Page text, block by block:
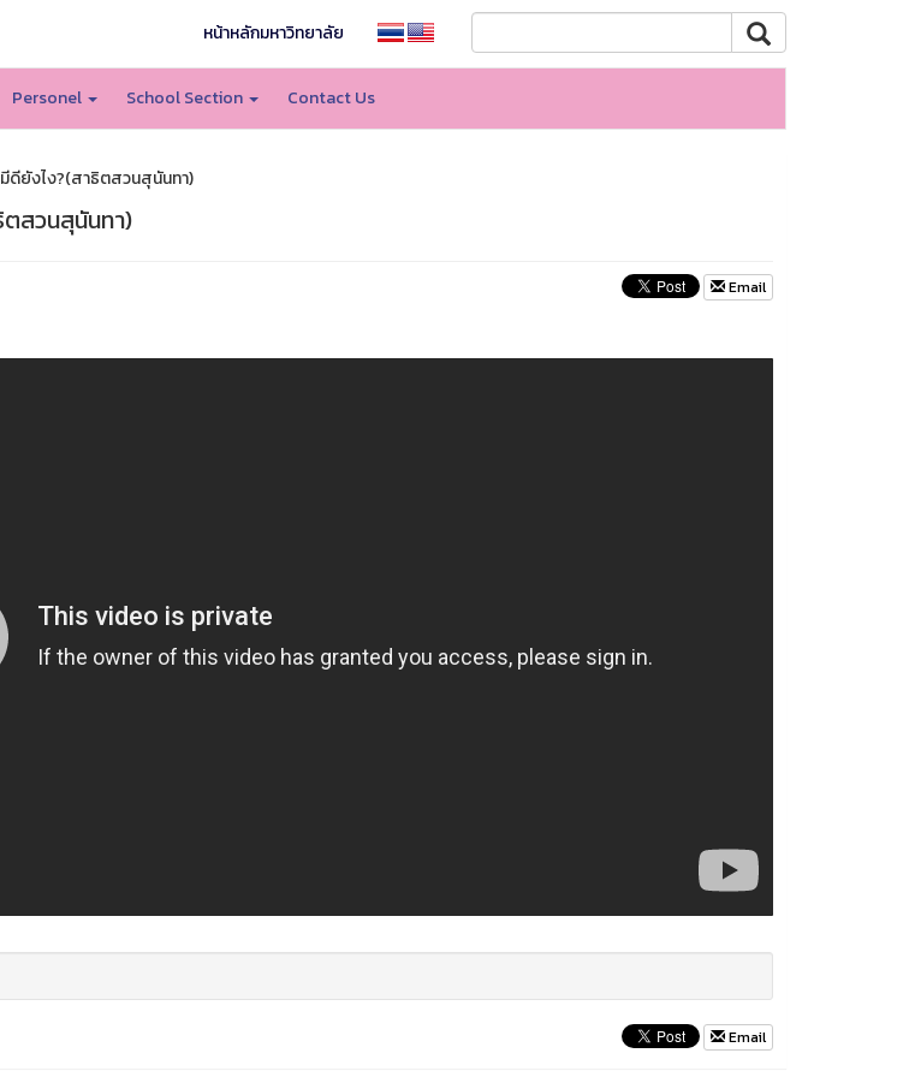
หน้าหลักมหาวิทยาลัย
Personel School Section Contact Us
มีดียังไง?(สาธิตสวนสุนันทา)
ตสวนสุนันทา)
Email
Email